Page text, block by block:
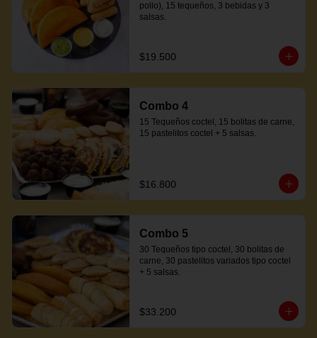
pollo), 15 tequeños, 3 bebidas y 3
salsas.
$19.500
Combo 4
15 Tequeños coctel, 15 bolitas de carne,
15 pastelitos coctel + 5 salsas.
$16.800
Combo 5
30 Tequeños tipo coctel, 30 bolitas de
carne, 30 pastelitos variados tipo coctel
+ 5 salsas.
$33.200